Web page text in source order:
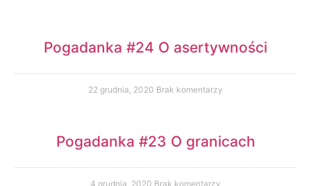
Pogadanka #24 O asertywności
22 grudnia, 2020 Brak komentarzy
Pogadanka #23 O granicach
4 grudnia, 2020 Brak komentarzy